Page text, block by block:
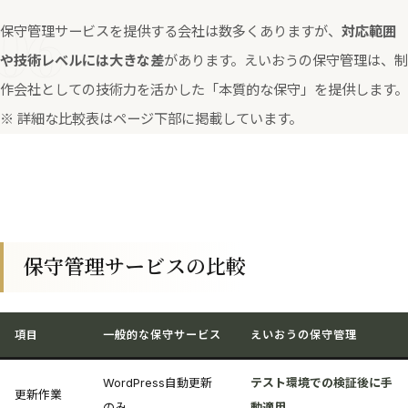
保守管理サービスを提供する会社は数多くありますが、 対応範囲
や技術レベルには大きな差があります。えいおうの保守管理は、制
作会社としての技術力を活かした「本質的な保守」を提供します。
※ 詳細な比較表はページ下部に掲載しています。
保守管理サービスの比較
項目 一般的な保守サービス えいおうの保守管理
更新作業
WordPress自動更新
テスト環境での検証後に手